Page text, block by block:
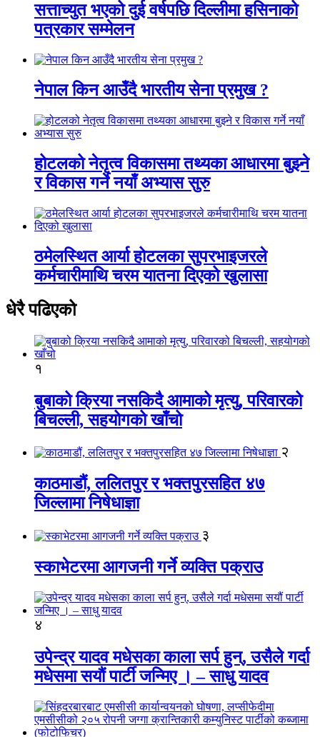
सत्ताच्युत भएको दुई वर्षपछि दिल्लीमा हसिनाको
पत्रकार सम्मेलन
नेपाल किन आउँदै भारतीय सेना प्रमुख ?
होटलको नेतृत्व विकासमा तथ्यका आधारमा बुझ्ने
र विकास गर्ने नयाँ अभ्यास सुरु
ठमेलस्थित आर्या होटलका सुपरभाइजरले
कर्मचारीमाथि चरम यातना दिएको खुलासा
धेरै पढिएको
१
बुबाको क्रिया नसकिदै आमाको मृत्यु, परिवारको
बिचल्ली, सहयोगको खाँचो
२
काठमाडौं, ललितपुर र भक्तपुरसहित ४७
जिल्लामा निषेधाज्ञा
३
स्काभेटरमा आगजनी गर्ने व्यक्ति पक्राउ
४
उपेन्द्र यादव मधेसका काला सर्प हुन्, उसैले गर्दा
मधेसमा सयौं पार्टी जन्मिए । – साधु यादव